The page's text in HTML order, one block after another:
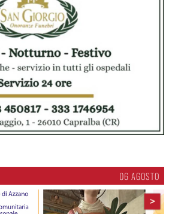
06 AGOSTO
>